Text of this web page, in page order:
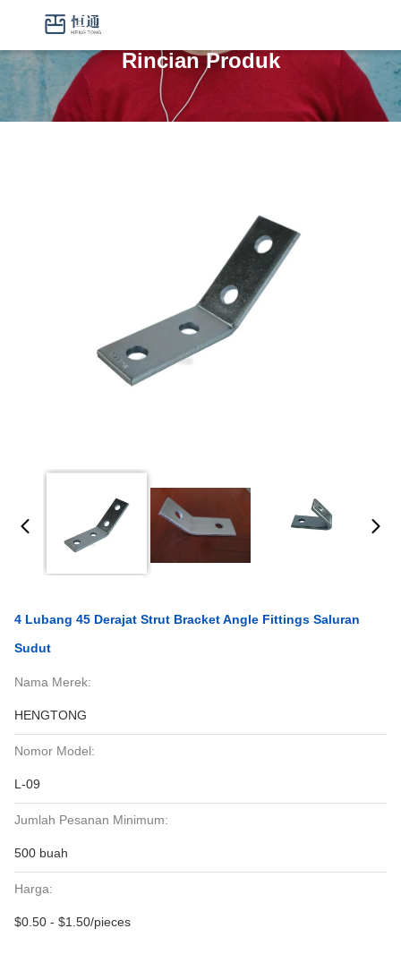
Rincian Produk
4 Lubang 45 Derajat Strut Bracket Angle Fittings Saluran
Sudut
Nama Merek:
HENGTONG
Nomor Model:
L-09
Jumlah Pesanan Minimum:
500 buah
Harga:
$0.50 - $1.50/pieces